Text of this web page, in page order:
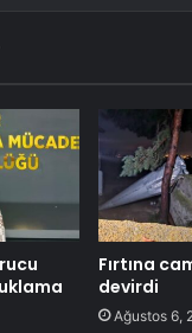
Fırtına
devirdi
Ağustos 6,